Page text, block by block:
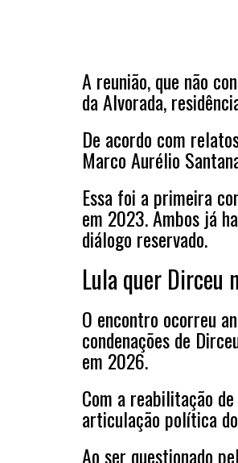
A reunião, que não
da Alvorada,
De acordo com
Marco Aurélio
Essa foi a primeira
em 2023. Ambos já
diálogo reservado.
Lula quer
O encontro ocorreu
condenações de
em 2026.
Com a reabilitação
articulação política
Ao ser questionado